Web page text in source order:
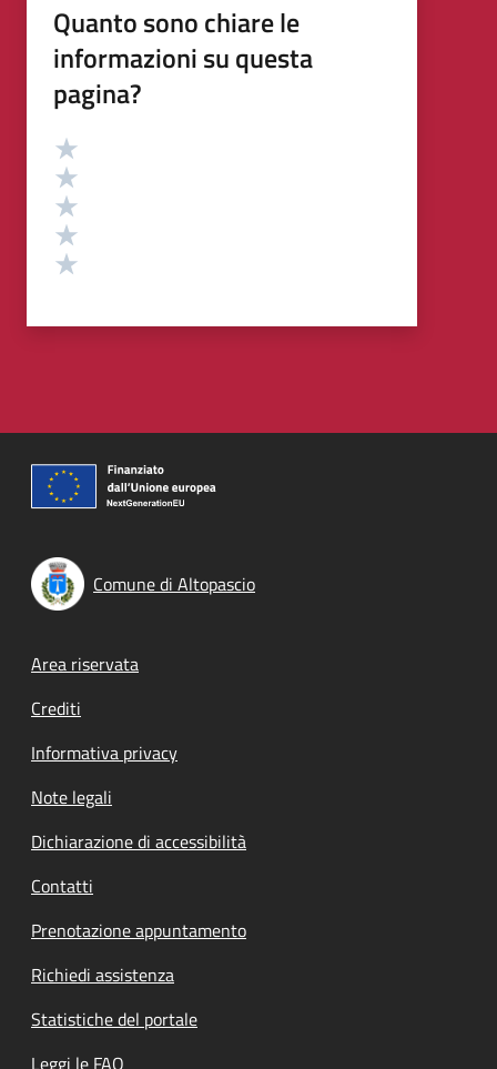
Quanto sono chiare le
informazioni su questa
pagina?
Valutazione
Comune di Altopascio
Footer menu
Area riservata
Crediti
Informativa privacy
Note legali
Dichiarazione di accessibilità
Contatti
Prenotazione appuntamento
Richiedi assistenza
Statistiche del portale
Leggi le FAQ